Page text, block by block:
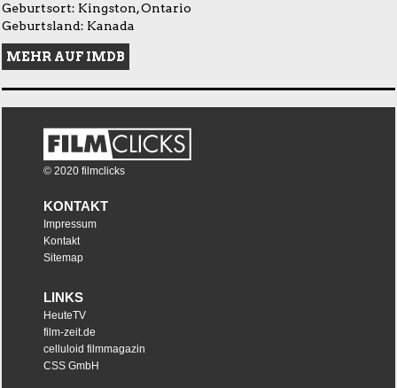
Geburtsort: Kingston, Ontario
Geburtsland: Kanada
MEHR AUF IMDB
© 2020 filmclicks
KONTAKT
Impressum
Kontakt
Sitemap
LINKS
HeuteTV
film-zeit.de
celluloid filmmagazin
CSS GmbH